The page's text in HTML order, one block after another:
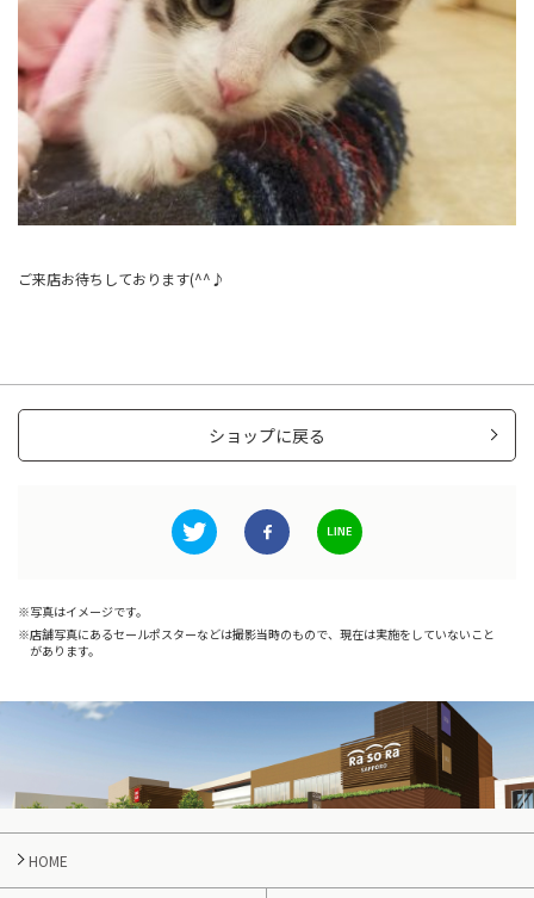
ご来店お待ちしております(^^♪
ショップに戻る
写真はイメージです。
店舗写真にあるセールポスターなどは撮影当時のもので、現在は実施をしていないこと
があります。
HOME